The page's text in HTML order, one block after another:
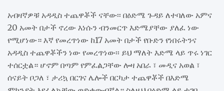
አብዛኛዎቹ አዳዲስ ተጨዋቾች ናቸው፡፡ በዕድሜ ጉዳይ ለተባለው አምና
20 አመት በታች ኖረው እነሱን ብንመርጥ እድሜያቸው ያለፈ ነው
የሚሆነው። እኛ የመረጥነው ከ17 አመት በታች የቡድን የነበሩትንና
አዳዲስ ተጨዋቾችን ነው የመረጥነው፡፡ ይህ ማለት እድሜ ላይ ጥሩ ነገር
ተሰርቷል። ሆኖም በጣም የምፈልጋቸው ሎዛ አበራ ፣ መዲና አወል ፣
ሰናይት ቦጋለ ፣ ታሪኳ በርገና ሌሎች በርካታ ተጨዋቾች በእድሜ